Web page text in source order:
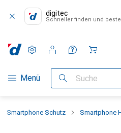
digitec
Schneller finden und
Navigation nach Kategorien
Menü Suche
Einstellungen
Kundenkonto
Vergleichslisten
Merklisten
Warenkorb
Smartphone Schutz Smartphone